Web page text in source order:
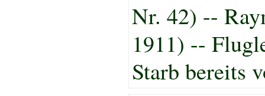
Nr. 42) --
1911) --
Starb bereits